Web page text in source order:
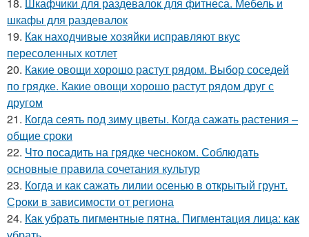
шкафы для раздевалок
19. Как находчивые хозяйки исправляют вкус
пересоленных котлет
20. Какие овощи хорошо растут рядом. Выбор соседей
по грядке. Какие овощи хорошо растут рядом друг с
другом
21. Когда сеять под зиму цветы. Когда сажать растения –
общие сроки
22. Что посадить на грядке чесноком. Соблюдать
основные правила сочетания культур
23. Когда и как сажать лилии осенью в открытый грунт.
Сроки в зависимости от региона
24. Как убрать пигментные пятна. Пигментация лица: как